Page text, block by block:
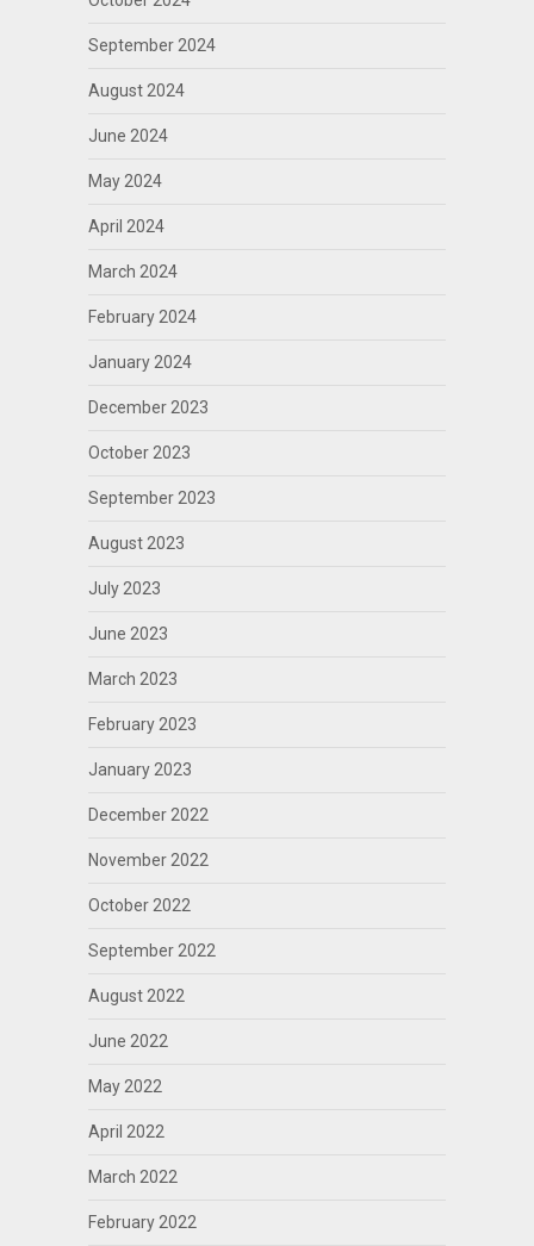
September 2024
August 2024
June 2024
May 2024
April 2024
March 2024
February 2024
January 2024
December 2023
October 2023
September 2023
August 2023
July 2023
June 2023
March 2023
February 2023
January 2023
December 2022
November 2022
October 2022
September 2022
August 2022
June 2022
May 2022
April 2022
March 2022
February 2022